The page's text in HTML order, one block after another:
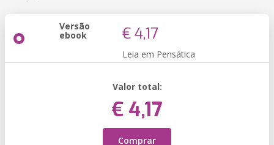
Versão
ebook € 4,17
Leia em Pensática
Valor total:
€ 4,17
Comprar